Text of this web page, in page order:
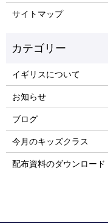
サイトマップ
イギリスについて
お知らせ
ブログ
今月のキッズクラス
配布資料のダウンロード